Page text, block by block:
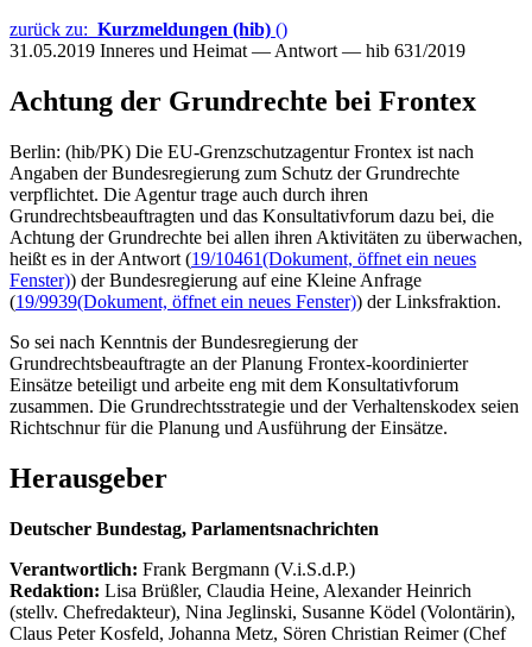
zurück zu: Kurzmeldungen (hib) ()
31.05.2019 Inneres und Heimat — Antwort — hib 631/2019
Achtung der Grundrechte bei Frontex
Berlin: (hib/PK) Die EU-Grenzschutzagentur Frontex ist nach
Angaben der Bundesregierung zum Schutz der Grundrechte
verpflichtet. Die Agentur trage auch durch ihren
Grundrechtsbeauftragten und das Konsultativforum dazu bei, die
Achtung der Grundrechte bei allen ihren Aktivitäten zu überwachen,
heißt es in der Antwort (19/10461(Dokument, öffnet ein neues
Fenster)) der Bundesregierung auf eine Kleine Anfrage
(19/9939(Dokument, öffnet ein neues Fenster)) der Linksfraktion.
So sei nach Kenntnis der Bundesregierung der
Grundrechtsbeauftragte an der Planung Frontex-koordinierter
Einsätze beteiligt und arbeite eng mit dem Konsultativforum
zusammen. Die Grundrechtsstrategie und der Verhaltenskodex seien
Richtschnur für die Planung und Ausführung der Einsätze.
Herausgeber
Deutscher Bundestag, Parlamentsnachrichten
Verantwortlich: Frank Bergmann (V.i.S.d.P.)
Redaktion: Lisa Brüßler, Claudia Heine, Alexander Heinrich
(stellv. Chefredakteur), Nina Jeglinski, Susanne Ködel (Volontärin),
Claus Peter Kosfeld, Johanna Metz, Sören Christian Reimer (Chef